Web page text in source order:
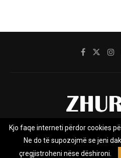
Rreth nesh Impresumi
Privacy
Kjo faqe interneti përdor cookies
Ne do të supozojmë se jeni
çregjistroheni nëse dëshironi.